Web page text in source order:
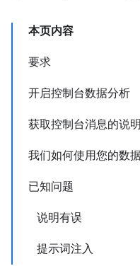
本页内容
要求
开启控制台数据分析
获取控制台消息的说明
我们如何使用您的数
已知问题
说明有误
提示词注入